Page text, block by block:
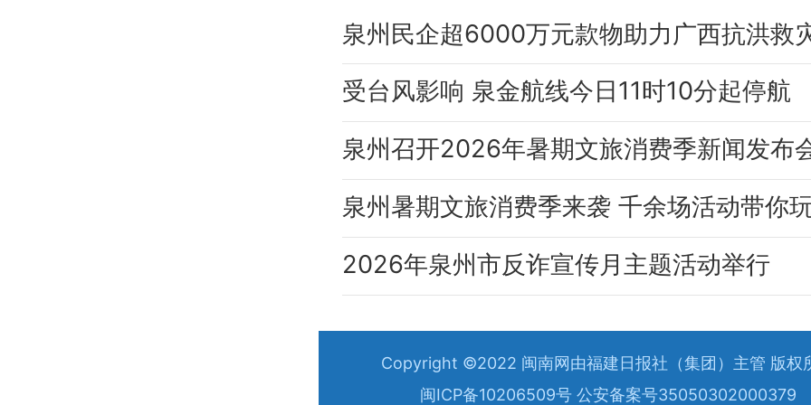
泉州民企超6000万元款物助力广西抗洪救
受台风影响 泉金航线今日11时10分起停航
泉州召开2026年暑期文旅消费季新闻发布
2026年泉州市反诈宣传月主题活动举行
Copyright ©2022 闽南网由福建日报社（集团）主管 版权
闽ICP备10206509号 公安备案号35050302000379